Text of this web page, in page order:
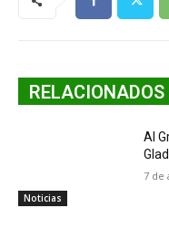
RELACIONADOS
Noticias
Al
7 de